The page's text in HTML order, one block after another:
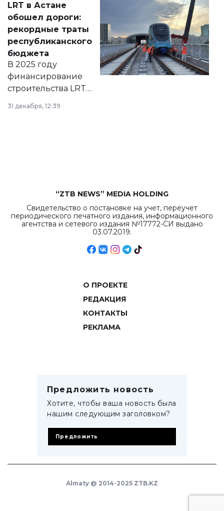
документ
появился в базе
нормативных
правовых актов и
на сайте маслихат
города.
LRT в Астане
обошел дороги:
рекордные траты
республиканского
бюджета
В 2025 году
финансирование
строительства LRT
в Астане из
республиканского
31 декабря, 12:39
“ZTB NEWS” MEDIA HOLDING
Свидетельство о постановке на учет, переучет
периодического печатного издания, информационного
агентства и сетевого издания №17772-СИ выдано
03.07.2019.
О ПРОЕКТЕ
РЕДАКЦИЯ
КОНТАКТЫ
РЕКЛАМА
Предложить новость
Хотите, чтобы ваша новость была
нашим следующим заголовком?
Предложить
Almaty @ 2014-2025 ZTB.KZ